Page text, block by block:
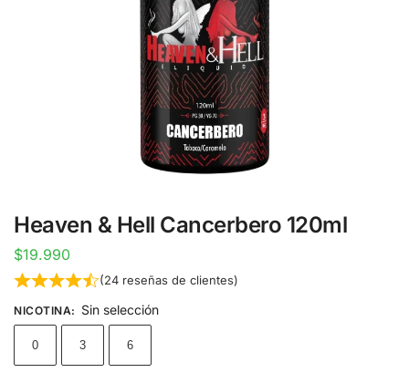
Heaven & Hell Cancerbero 120ml
$19.990
(24reseñas de clientes)
NICOTINA: Sin selección
0 3 6